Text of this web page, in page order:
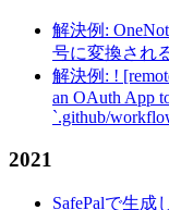
解決例:
号に変換され
解決例: !
an OAuth App
`.github/
2021
SafePalで生成